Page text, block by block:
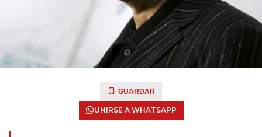
GUARDAR
UNIRSE A WHATSAPP